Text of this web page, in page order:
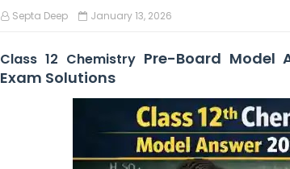
Septa Deep January 13, 2026
Class 12 Chemistry Pre-Board Model
Exam Solutions